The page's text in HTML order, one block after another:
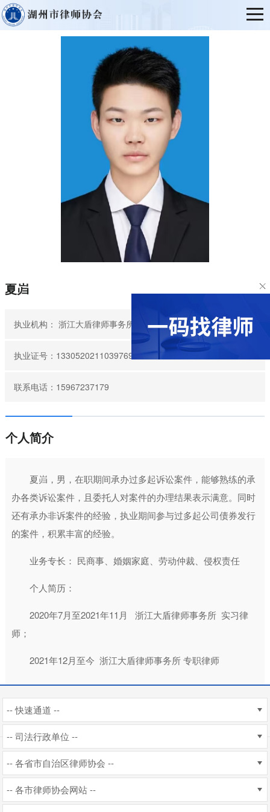
夏岿
执业机构： 浙江大盾律师事务所
执业证号：13305202110397696
联系电话：15967237179
个人简介
夏岿，男， 在职期间承办过多起诉讼案件，能够熟练的承
办各类诉讼案件，且委托人对案件的办理结果表示满意。同时
还有承办非诉案件的经验，执业期间参与过多起公司债券发行
的案件，积累丰富的经验。
业务专长： 民商事、婚姻家庭、劳动仲裁、侵权责任
个人简历：
2020年7月至2021年11月 浙江大盾律师事务所 实习律
师；
2021年12月至今 浙江大盾律师事务所 专职律师
-- 快速通道 --
-- 司法行政单位 --
-- 各省市自治区律师协会 --
-- 各市律师协会网站 --